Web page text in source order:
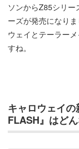
ソンからZ85シリー
ーズが発売になり
ウェイとテーラー
すね。
キャロウェイ
FLASH』はど